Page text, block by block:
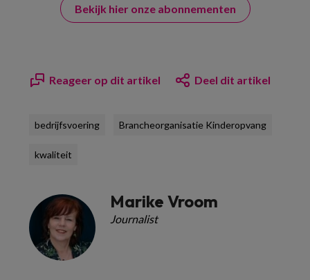
Bekijk hier onze abonnementen
Reageer op dit artikel Deel dit artikel
bedrijfsvoering Brancheorganisatie Kinderopvang
kwaliteit
Marike Vroom
Journalist